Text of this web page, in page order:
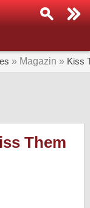
» Magazin » Kiss
Them